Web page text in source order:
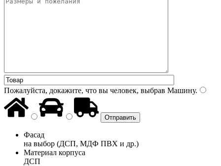
Пожалуйста, докажите, что вы человек, выбрав Машину.
Фасад
на выбор (ДСП, МДФ ПВХ и др.)
Материал корпуса
ДСП